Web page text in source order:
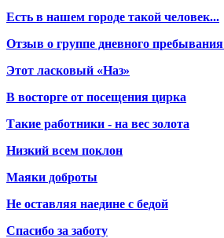
Есть в нашем городе такой человек...
Отзыв о группе дневного пребывания
Этот ласковый «Наз»
В восторге от посещения цирка
Такие работники - на вес золота
Низкий всем поклон
Маяки доброты
Не оставляя наедине с бедой
Спасибо за заботу